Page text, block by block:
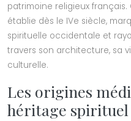
patrimoine religieux
établie dès le IVe siècle,
spirituelle occidentale et
travers son architecture, sa
culturelle.
Les origines
héritage spirituel